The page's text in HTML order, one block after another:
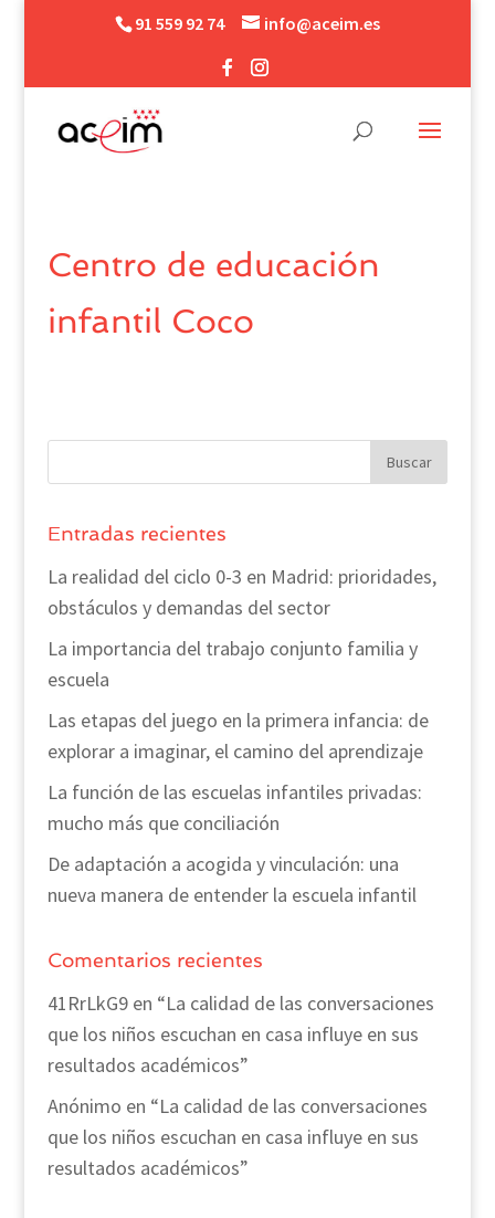
91 559 92 74 info@aceim.es
Centro de educación
infantil Coco
Entradas recientes
La realidad del ciclo 0-3 en Madrid: prioridades,
obstáculos y demandas del sector
La importancia del trabajo conjunto familia y
escuela
Las etapas del juego en la primera infancia: de
explorar a imaginar, el camino del aprendizaje
La función de las escuelas infantiles privadas:
mucho más que conciliación
De adaptación a acogida y vinculación: una
nueva manera de entender la escuela infantil
Comentarios recientes
41RrLkG9en “La calidad de las conversaciones
que los niños escuchan en casa influye en sus
resultados académicos”
Anónimo en “La calidad de las conversaciones
que los niños escuchan en casa influye en sus
resultados académicos”